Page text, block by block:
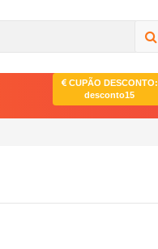
CUPÃO DESCONTO:
desconto15